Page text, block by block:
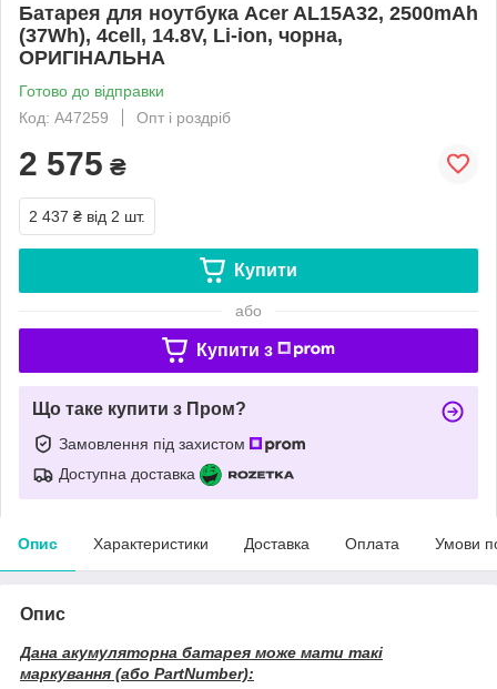
Батарея для ноутбука Acer AL15A32, 2500mAh
(37Wh), 4cell, 14.8V, Li-ion, чорна,
ОРИГІНАЛЬНА
Готово до відправки
Код: A47259
Опт і роздріб
2 575 ₴
2 437 ₴ від 2 шт.
Купити
або
Купити з
Що таке купити з Пром?
Замовлення під захистом
Доступна доставка
Опис Характеристики Доставка Оплата Умови
Опис
Дана акумуляторна батарея може мати такі
маркування (або PartNumber):